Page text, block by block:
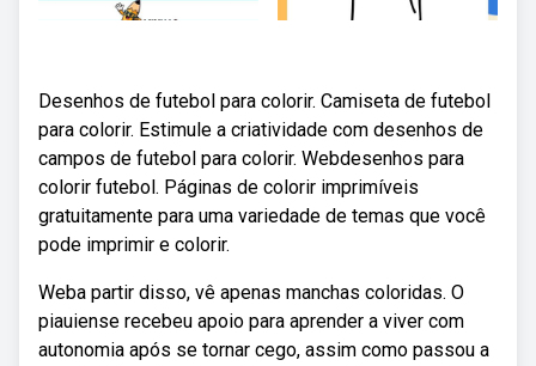
Desenhos de futebol para colorir. Camiseta de futebol
para colorir. Estimule a criatividade com desenhos de
campos de futebol para colorir. Webdesenhos para
colorir futebol. Páginas de colorir imprimíveis
gratuitamente para uma variedade de temas que você
pode imprimir e colorir.
Weba partir disso, vê apenas manchas coloridas. O
piauiense recebeu apoio para aprender a viver com
autonomia após se tornar cego, assim como passou a